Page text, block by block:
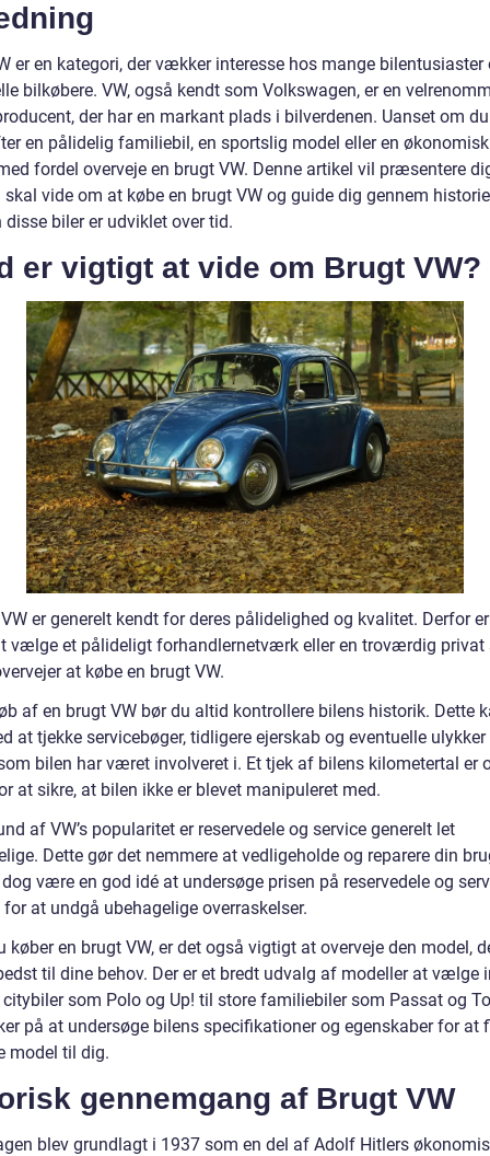
er en kategori, der vækker interesse hos mange bilentusiaster
bilkøbere. VW, også kendt som Volkswagen, er en
der har en markant plads i bilverdenen. Uanset om
en pålidelig familiebil, en sportslig model eller en
fordel overveje en brugt VW. Denne artikel vil præsentere
skal vide om at købe en brugt VW og guide dig gennem
disse biler er udviklet over tid.
er vigtigt at vide om Brugt VW?
er generelt kendt for deres pålidelighed og kvalitet. Derfor
vælge et pålideligt forhandlernetværk eller en troværdig privat
at købe en brugt VW.
af en brugt VW bør du altid kontrollere bilens historik. Dette
at tjekke servicebøger, tidligere ejerskab og eventuelle ulykker
bilen har været involveret i. Et tjek af bilens kilometertal er
at sikre, at bilen ikke er blevet manipuleret med.
af VW’s popularitet er reservedele og service generelt let
Dette gør det nemmere at vedligeholde og reparere din
være en god idé at undersøge prisen på reservedele og
at undgå ubehagelige overraskelser.
køber en brugt VW, er det også vigtigt at overveje den model,
til dine behov. Der er et bredt udvalg af modeller at vælge
som Polo og Up! til store familiebiler som Passat og
på at undersøge bilens specifikationer og egenskaber for at
model til dig.
gennemgang af Brugt VW
blev grundlagt i 1937 som en del af Adolf Hitlers